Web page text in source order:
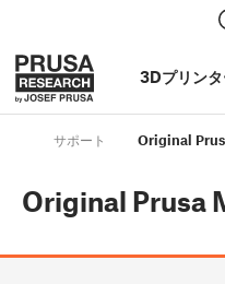
3Dプリン
サポート Original
Original Prusa